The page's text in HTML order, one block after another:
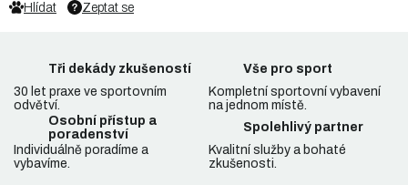
Zeptat se
Hlídat
Tři dekády zkušeností
30 let praxe ve sportovním
odvětví.
Vše pro sport
Kompletní sportovní vybavení
na jednom místě.
Osobní přístup a
poradenství
Individuálně poradíme a
vybavíme.
Spolehlivý partner
Kvalitní služby a bohaté
zkušenosti.